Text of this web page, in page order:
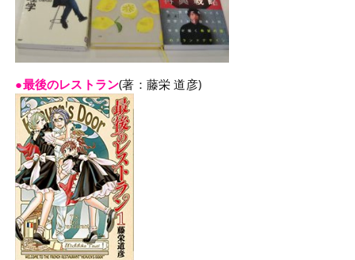
●最後のレストラン(著：藤栄 道彦)